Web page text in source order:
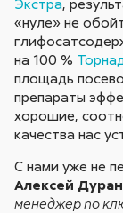
«нуле» не
на 100 %
площадь
препараты
хорошие,
качества нас
С нами уже не
Алексей
менеджер по